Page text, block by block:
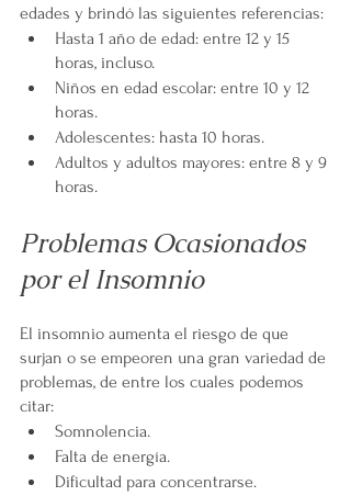
edades y brindó las siguientes referencias:
Hasta 1 año de edad: entre 12 y 15
horas, incluso.
Niños en edad escolar: entre 10 y 12
horas.
Adolescentes: hasta 10 horas.
Adultos y adultos mayores: entre 8 y 9
horas.
Problemas Ocasionados
por el Insomnio
El insomnio aumenta el riesgo de que
surjan o se empeoren una gran variedad de
problemas, de entre los cuales podemos
citar:
Somnolencia.
Falta de energía.
Dificultad para concentrarse.